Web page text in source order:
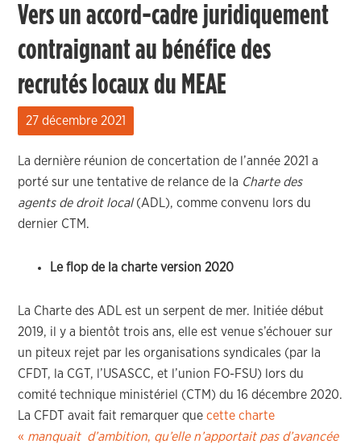
Vers un accord-cadre juridiquement
contraignant au bénéfice des
recrutés locaux du MEAE
27 décembre 2021
La dernière réunion de concertation de l’année 2021 a
porté sur une tentative de relance de la Charte des
agents de droit local (ADL), comme convenu lors du
dernier CTM.
Le flop de la charte version 2020
La Charte des ADL est un serpent de mer. Initiée début
2019, il y a bientôt trois ans, elle est venue s’échouer sur
un piteux rejet par les organisations syndicales (par la
CFDT, la CGT, l’USASCC, et l’union FO-FSU) lors du
comité technique ministériel (CTM) du 16 décembre 2020.
La CFDT avait fait remarquer quecette charte
« manquait d’ambition, qu’elle n’apportait pas d’avancée